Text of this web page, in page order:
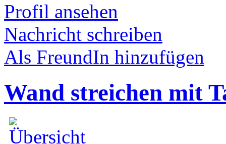
Profil ansehen
Nachricht schreiben
Als FreundIn hinzufügen
Wand streichen mit